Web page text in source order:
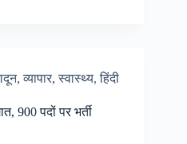
,व्यापार,स्वास्थ्य,हिंदी
900 पदों पर भर्ती